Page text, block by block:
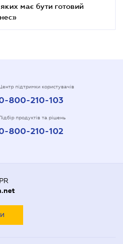
має бути готовий
підтримки користувачів
800-210-103
продуктів та рішень
800-210-102